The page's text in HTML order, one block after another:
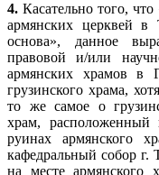
4. Касательно того,
армянских церквей в
основа», данное
правовой и/или
армянских храмов в
грузинского храма,
то же самое о
храм, расположенный
руинах армянского
кафедральный собор
на месте армянского